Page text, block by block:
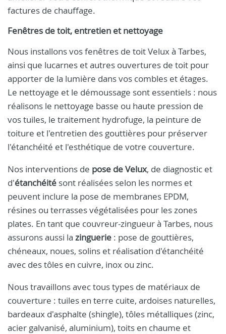
factures de chauffage.
Fenêtres de toit, entretien et nettoyage
Nous installons vos fenêtres de toit Velux à Tarbes,
ainsi que lucarnes et autres ouvertures de toit pour
apporter de la lumière dans vos combles et étages.
Le nettoyage et le démoussage sont essentiels : nous
réalisons le nettoyage basse ou haute pression de
vos tuiles, le traitement hydrofuge, la peinture de
toiture et l'entretien des gouttières pour préserver
l'étanchéité et l'esthétique de votre couverture.
Nos interventions de pose de Velux, de diagnostic et
d'étanchéité sont réalisées selon les normes et
peuvent inclure la pose de membranes EPDM,
résines ou terrasses végétalisées pour les zones
plates. En tant que couvreur-zingueur à Tarbes, nous
assurons aussi la zinguerie : pose de gouttières,
chéneaux, noues, solins et réalisation d'étanchéité
avec des tôles en cuivre, inox ou zinc.
Nous travaillons avec tous types de matériaux de
couverture : tuiles en terre cuite, ardoises naturelles,
bardeaux d'asphalte (shingle), tôles métalliques (zinc,
acier galvanisé, aluminium), toits en chaume et